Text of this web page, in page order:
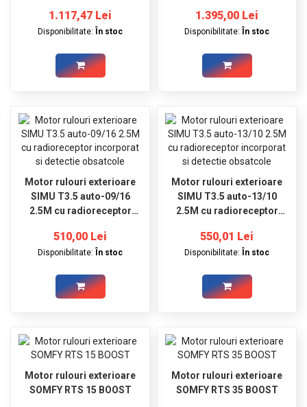
1.117,47 Lei
Disponibilitate: În stoc
1.395,00 Lei
Disponibilitate: În stoc
Motor rulouri exterioare
SIMU T3.5 auto-09/16
2.5M cu radioreceptor
obsatcole
510,00 Lei
Disponibilitate: În stoc
Motor rulouri exterioare
SIMU T3.5 auto-13/10
2.5M cu radioreceptor
obsatcole
550,01 Lei
Disponibilitate: În stoc
Motor rulouri exterioare
SOMFY RTS 15 BOOST
Motor rulouri exterioare
SOMFY RTS 35 BOOST